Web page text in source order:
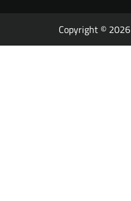
Copyright © 2026